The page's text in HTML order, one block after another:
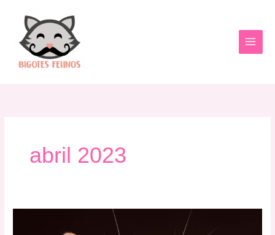
contenido
abril 2023